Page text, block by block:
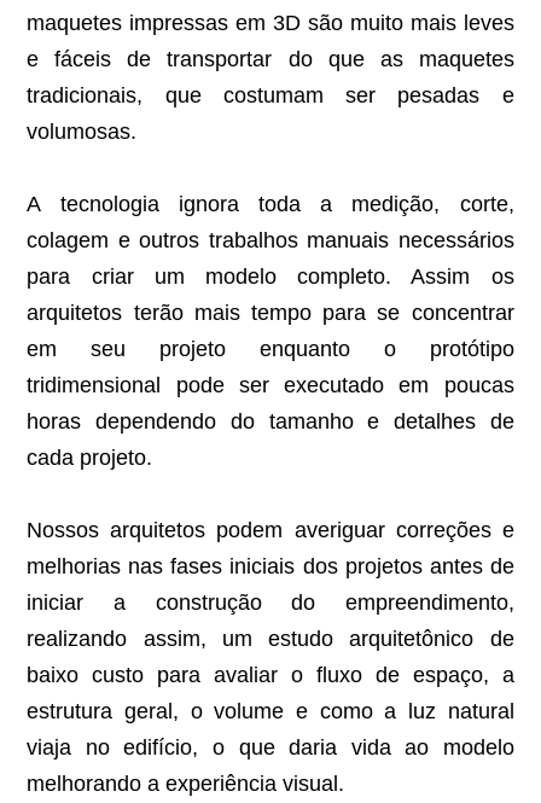
maquetes impressas em 3D são muito mais leves
e fáceis de transportar do que as maquetes
tradicionais, que costumam ser pesadas e
volumosas.
A tecnologia ignora toda a medição, corte,
colagem e outros trabalhos manuais necessários
para criar um modelo completo. Assim os
arquitetos terão mais tempo para se concentrar
em seu projeto enquanto o protótipo
tridimensional pode ser executado em poucas
horas dependendo do tamanho e detalhes de
cada projeto.
Nossos arquitetos podem averiguar correções e
melhorias nas fases iniciais dos projetos antes de
iniciar a construção do empreendimento,
realizando assim, um estudo arquitetônico de
baixo custo para avaliar o fluxo de espaço, a
estrutura geral, o volume e como a luz natural
viaja no edifício, o que daria vida ao modelo
melhorando a experiência visual.